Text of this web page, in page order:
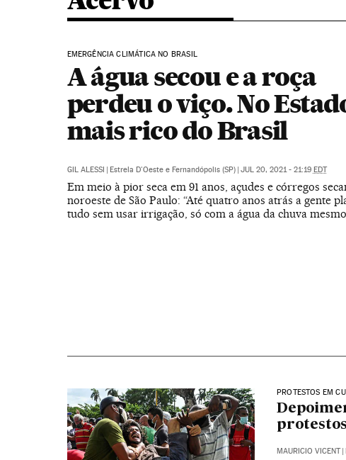
EMERGÊNCIA CLIMÁTICA NO BRASIL
A água secou e a roça
perdeu o viço. No
mais rico do Brasil
GIL ALESSI | Estrela D'Oeste e Fernandópolis (SP) | JUL 20, 2021 - 21:19 EDT
Em meio à pior seca em 91 anos, açudes e córregos
noroeste de São Paulo: “Até quatro anos atrás a gente
tudo sem usar irrigação, só com a água da chuva
PROTESTOS EM
MAURICIO VICENT |